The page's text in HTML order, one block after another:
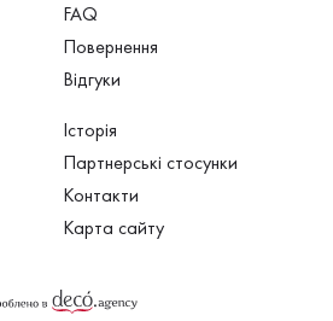
FAQ
Повернення
Відгуки
Історія
Партнерські стосунки
Контакти
Карта сайту